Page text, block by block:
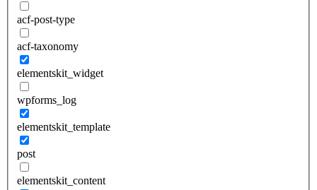
acf-post-type
acf-taxonomy
elementskit_widget
wpforms_log
elementskit_template
post
elementskit_content